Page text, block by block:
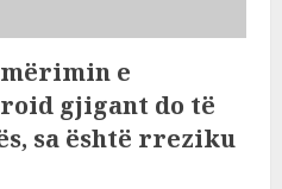
e
gjigant do të
sa është rreziku